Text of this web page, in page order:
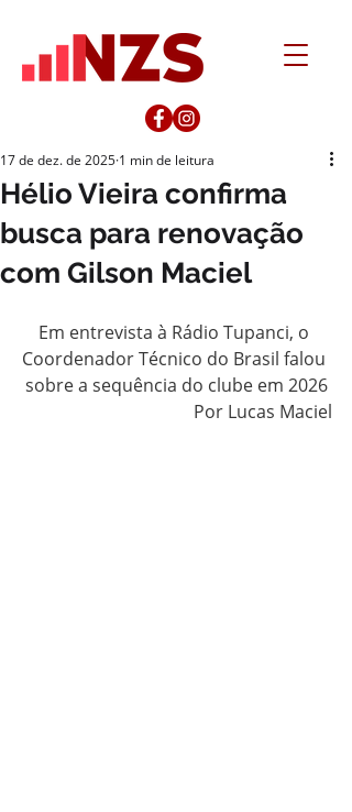
Hélio Vieira confirma
busca para renovação
com Gilson Maciel
17 de dez. de 2025 1 min de leitura
Em entrevista à Rádio Tupanci, o
Coordenador Técnico do Brasil falou
sobre a sequência do clube em 2026
Por Lucas Maciel